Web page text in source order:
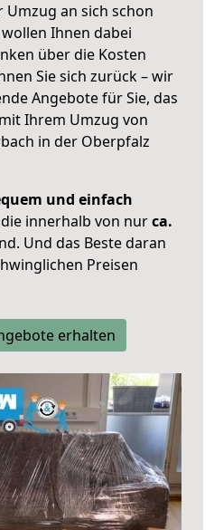
Umzug an sich schon
Ihnen dabei
über die Kosten
Sie sich zurück – wir
Angebote für Sie, das
mit Ihrem Umzug von
in der Oberpfalz
und einfach
innerhalb von nurca.
Und das Beste daran
Preisen
erhalten